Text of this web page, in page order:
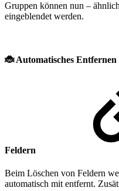
Gruppen können nun –
eingeblendet werden.
🐞Automatisches
Feldern
Beim Löschen von Feldern
automatisch mit entfernt.